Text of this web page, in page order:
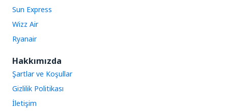
Sun Express
Wizz Air
Ryanair
Hakkımızda
Şartlar ve Koşullar
Gizlilik Politikası
İletişim